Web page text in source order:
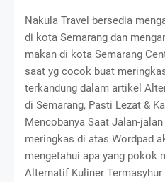
Nakula Travel bersedia
di kota Semarang dan
makan di kota Semarang
saat yg cocok buat
terkandung dalam artikel
di Semarang, Pasti Lezat &
Mencobanya Saat Jalan-
meringkas di atas Wordpad
mengetahui apa yang pokok
Alternatif Kuliner